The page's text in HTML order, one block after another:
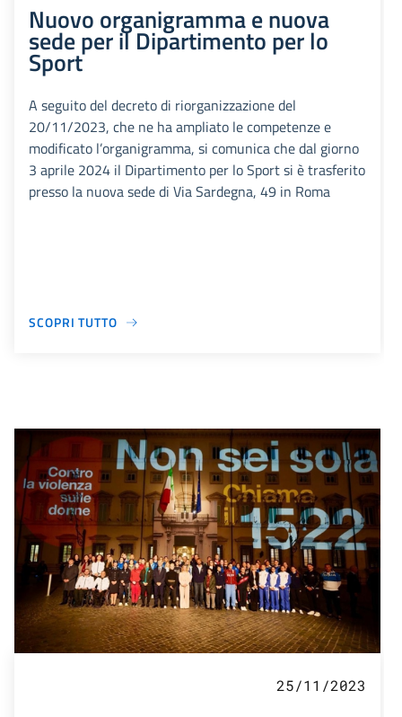
Nuovo organigramma e nuova
sede per il Dipartimento per lo
Sport
A seguito del decreto di riorganizzazione del
20/11/2023, che ne ha ampliato le competenze e
modificato l’organigramma, si comunica che dal giorno
3 aprile 2024 il Dipartimento per lo Sport si è trasferito
presso la nuova sede di Via Sardegna, 49 in Roma
SCOPRI TUTTO
25/11/2023